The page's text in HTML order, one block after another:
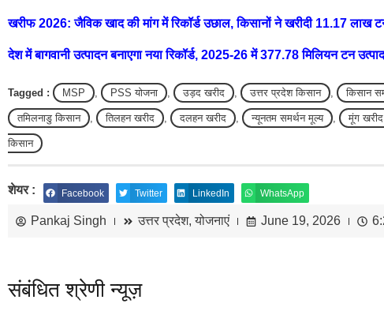
खरीफ 2026: जैविक खाद की मांग में रिकॉर्ड उछाल, किसानों ने खरीदी 11.17 लाख
देश में बागवानी उत्पादन बनाएगा नया रिकॉर्ड, 2025-26 में 377.78 मिलियन टन
Tagged : MSP , PSS योजना , उड़द खरीद , उत्तर प्रदेश किसान , किसान
तमिलनाडु किसान , तिलहन खरीद , दलहन खरीद , न्यूनतम समर्थन मूल्य , मूंग खरीद
किसान
शेयर : Facebook Twitter LinkedIn WhatsApp
Pankaj Singh उत्तर प्रदेश,योजनाएं June 19, 2026
संबंधित श्रेणी न्यूज़